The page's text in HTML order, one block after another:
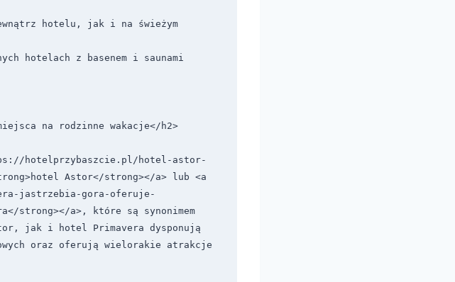
hotelu, jak i na świeżym
hotelach z basenem i saunami
na rodzinne wakacje</h2>
hotelprzybaszcie.pl/hotel-astor-
Astor</strong></a> lub <a
jastrzebia-gora-oferuje-
strong></a>, które są synonimem
jak i hotel Primavera dysponują
oraz oferują wielorakie atrakcje